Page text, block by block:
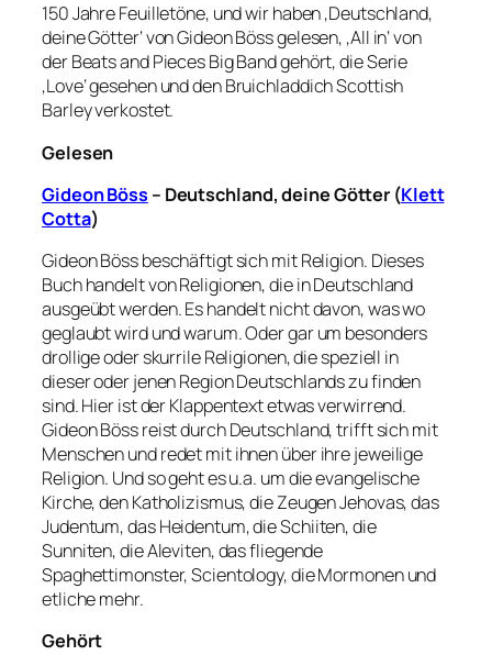
150 Jahre Feuilletöne, und wir haben ‚Deutschland,
deine Götter‘ von Gideon Böss gelesen, ‚All in‘ von
der Beats and Pieces Big Band gehört, die Serie
‚Love‘ gesehen und den Bruichladdich Scottish
Barley verkostet.
Gelesen
Gideon Böss– Deutschland, deine Götter (Klett
Cotta)
Gideon Böss beschäftigt sich mit Religion. Dieses
Buch handelt von Religionen, die in Deutschland
ausgeübt werden. Es handelt nicht davon, was wo
geglaubt wird und warum. Oder gar um besonders
drollige oder skurrile Religionen, die speziell in
dieser oder jenen Region Deutschlands zu finden
sind. Hier ist der Klappentext etwas verwirrend.
Gideon Böss reist durch Deutschland, trifft sich mit
Menschen und redet mit ihnen über ihre jeweilige
Religion. Und so geht es u.a. um die evangelische
Kirche, den Katholizismus, die Zeugen Jehovas, das
Judentum, das Heidentum, die Schiiten, die
Sunniten, die Aleviten, das fliegende
Spaghettimonster, Scientology, die Mormonen und
etliche mehr.
Gehört